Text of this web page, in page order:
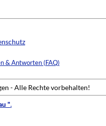
& Antworten (FAQ)
- Alle Rechte vorbehalten!
".